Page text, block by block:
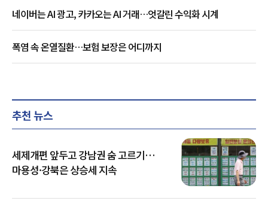
네이버는 AI 광고, 카카오는 AI 거래…엇갈린 수익화 시계
폭염 속 온열질환…보험 보장은 어디까지
추천 뉴스
세제개편 앞두고 강남권 숨 고르기…
마용성·강북은 상승세 지속